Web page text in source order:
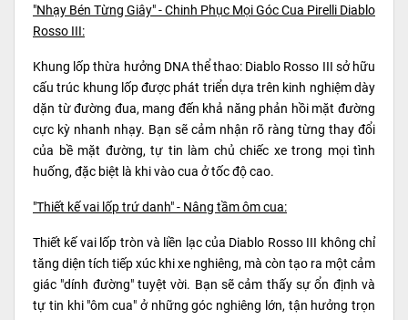
"Nhạy Bén Từng Giây" - Chinh Phục Mọi Góc Cua Pirelli Diablo
Rosso III:
Khung lốp thừa hưởng DNA thể thao: Diablo Rosso III sở hữu
cấu trúc khung lốp được phát triển dựa trên kinh nghiệm dày
dặn từ đường đua, mang đến khả năng phản hồi mặt đường
cực kỳ nhanh nhạy. Bạn sẽ cảm nhận rõ ràng từng thay đổi
của bề mặt đường, tự tin làm chủ chiếc xe trong mọi tình
huống, đặc biệt là khi vào cua ở tốc độ cao.
"Thiết kế vai lốp trứ danh" - Nâng tầm ôm cua:
Thiết kế vai lốp tròn và liền lạc của Diablo Rosso III không chỉ
tăng diện tích tiếp xúc khi xe nghiêng, mà còn tạo ra một cảm
giác "dính đường" tuyệt vời. Bạn sẽ cảm thấy sự ổn định và
tự tin khi "ôm cua" ở những góc nghiêng lớn, tận hưởng trọn